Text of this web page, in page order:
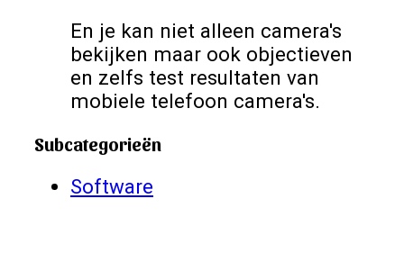
En je kan niet alleen camera's
bekijken maar ook objectieven
en zelfs test resultaten van
mobiele telefoon camera's.
Subcategorieën
Software